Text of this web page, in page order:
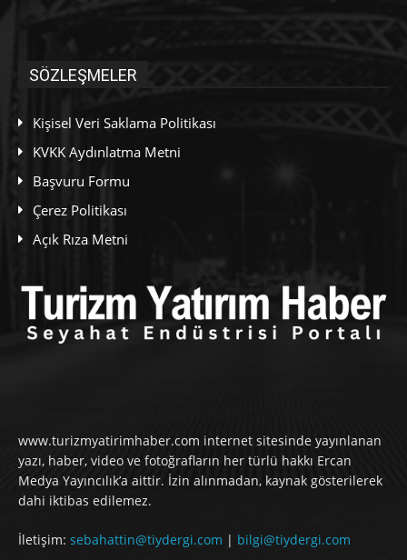
SÖZLEŞMELER
Kişisel Veri Saklama Politikası
KVKK Aydınlatma Metni
Başvuru Formu
Çerez Politikası
Açık Rıza Metni
www.turizmyatirimhaber.com internet sitesinde yayınlanan
yazı, haber, video ve fotoğrafların her türlü hakkı Ercan
Medya Yayıncılık’a aittir. İzin alınmadan, kaynak gösterilerek
dahi iktibas edilemez.
İletişim: sebahattin@tiydergi.com | bilgi@tiydergi.com